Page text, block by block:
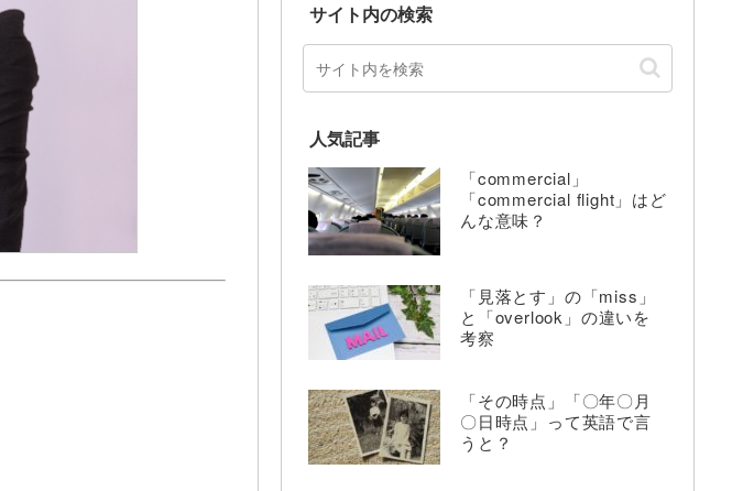
サイト内の検索
人気記事
「commercial」
「commercial flight」はど
んな意味？
「見落とす」の「miss」
と「overlook」の違いを
考察
「その時点」「〇年〇月
〇日時点」って英語で言
うと？